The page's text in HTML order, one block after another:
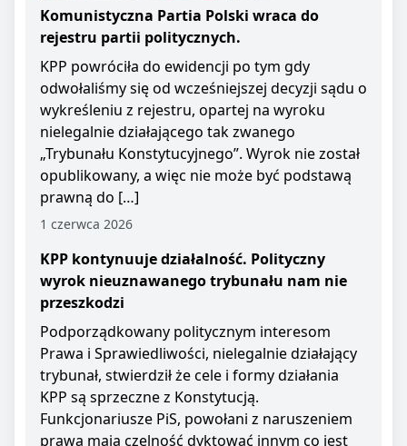
Komunistyczna Partia Polski wraca do
rejestru partii politycznych.
KPP powróciła do ewidencji po tym gdy
odwołaliśmy się od wcześniejszej decyzji sądu o
wykreśleniu z rejestru, opartej na wyroku
nielegalnie działającego tak zwanego
„Trybunału Konstytucyjnego”. Wyrok nie został
opublikowany, a więc nie może być podstawą
prawną do […]
1 czerwca 2026
KPP kontynuuje działalność. Polityczny
wyrok nieuznawanego trybunału nam nie
przeszkodzi
Podporządkowany politycznym interesom
Prawa i Sprawiedliwości, nielegalnie działający
trybunał, stwierdził że cele i formy działania
KPP są sprzeczne z Konstytucją.
Funkcjonariusze PiS, powołani z naruszeniem
prawa mają czelność dyktować innym co jest